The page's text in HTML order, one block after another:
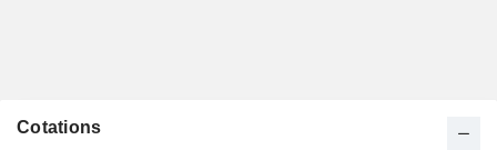
Cotations